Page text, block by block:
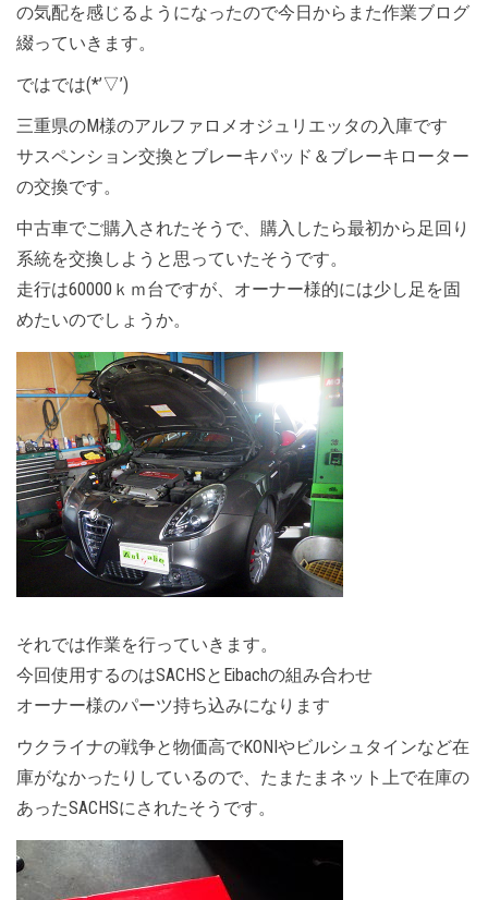
の気配を感じるようになったので今日からまた作業ブログ
綴っていきます。
ではでは(*’▽’)
三重県のM様のアルファロメオジュリエッタの入庫です
サスペンション交換とブレーキパッド＆ブレーキローター
の交換です。
中古車でご購入されたそうで、購入したら最初から足回り
系統を交換しようと思っていたそうです。
走行は60000ｋｍ台ですが、オーナー様的には少し足を固
めたいのでしょうか。
それでは作業を行っていきます。
今回使用するのはSACHSとEibachの組み合わせ
オーナー様のパーツ持ち込みになります
ウクライナの戦争と物価高でKONIやビルシュタインなど在
庫がなかったりしているので、たまたまネット上で在庫の
あったSACHSにされたそうです。